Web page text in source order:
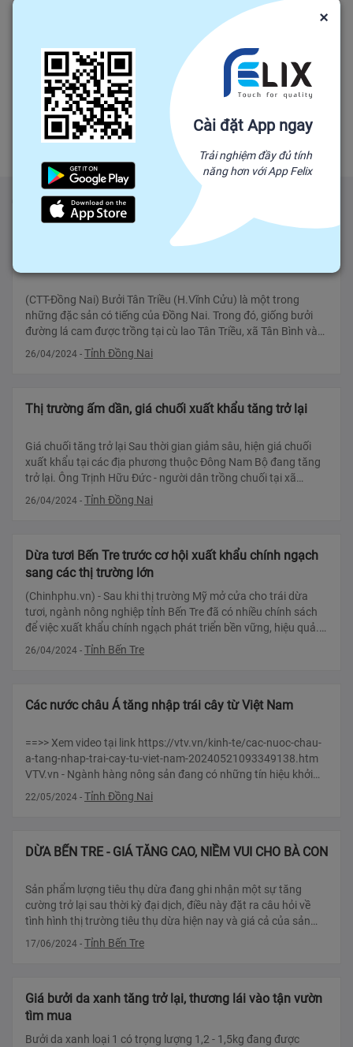
Sản lượng: 15000
Mùa vụ: 6 tháng đầu năm
Tỉnh Bình Dương
Tin tức liên quan
(CTT-Đồng Nai) Bưởi Tân Triều (H.Vĩnh Cửu) là một trong
những đặc sản có tiếng của Đồng Nai. Trong đó, giống bưởi
đường lá cam được trồng tại cù lao Tân Triều, xã Tân Bình và
một số xã: Bình
26/04/2024 - Tỉnh Đồng Nai
Thị trường ấm dần, giá chuối xuất khẩu tăng trở lại
Giá chuối tăng trở lại Sau thời gian giảm sâu, hiện giá chuối
xuất khẩu tại các địa phương thuộc Đông Nam Bộ đang tăng
trở lại. Ông Trịnh Hữu Đức - người dân trồng chuối tại xã
Thanh Bình, huy
26/04/2024 - Tỉnh Đồng Nai
Dừa tươi Bến Tre trước cơ hội xuất khẩu chính ngạch
sang các thị trường lớn
(Chinhphu.vn) - Sau khi thị trường Mỹ mở cửa cho trái dừa
tươi, ngành nông nghiệp tỉnh Bến Tre đã có nhiều chính sách
để việc xuất khẩu chính ngạch phát triển bền vững, hiệu quả.
Dừa tươi Bến
26/04/2024 - Tỉnh Bến Tre
Các nước châu Á tăng nhập trái cây từ Việt Nam
==>> Xem video tại link https://vtv.vn/kinh-te/cac-nuoc-chau-
a-tang-nhap-trai-cay-tu-viet-nam-20240521093349138.htm
VTV.vn - Ngành hàng nông sản đang có những tín hiệu khởi
sắc. Từ đầu năm đến nay, Việt Nam đã xuất khẩ
22/05/2024 - Tỉnh Đồng Nai
DỪA BẾN TRE - GIÁ TĂNG CAO, NIỀM VUI CHO BÀ CON
Sản phẩm lượng tiêu thụ dừa đang ghi nhận một sự tăng
cường trở lại sau thời kỳ đại dịch, điều này đặt ra câu hỏi về
tình hình thị trường tiêu thụ dừa hiện nay và giá cả của sản
17/06/2024 - Tỉnh Bến Tre
Giá bưởi da xanh tăng trở lại, thương lái vào tận vườn
tìm mua
Bưởi da xanh loại 1 có trọng lượng 1,2 - 1,5kg đang được
×
Cài đặt App ngay
Trải nghiệm đầy đủ tính
năng hơn với App Felix